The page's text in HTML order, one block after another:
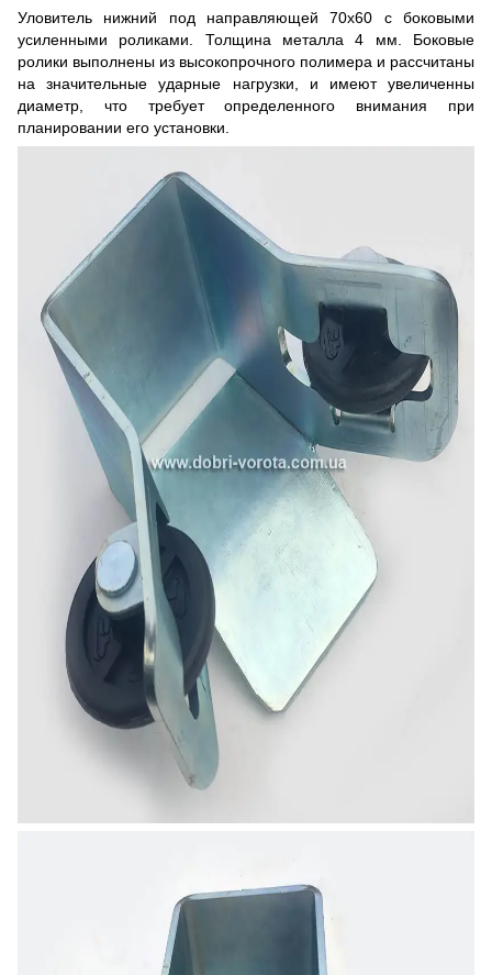
Уловитель нижний под направляющей 70х60 с боковыми
усиленными роликами. Толщина металла 4 мм. Боковые
ролики выполнены из высокопрочного полимера и рассчитаны
на значительные ударные нагрузки, и имеют увеличенны
диаметр, что требует определенного внимания при
планировании его установки.